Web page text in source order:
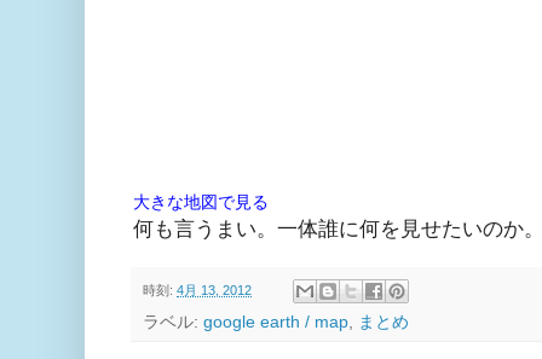
大きな地図で見る
何も言うまい。一体誰に何を見せたいのか
時刻: 4月 13, 2012
ラベル: google earth / map, まとめ